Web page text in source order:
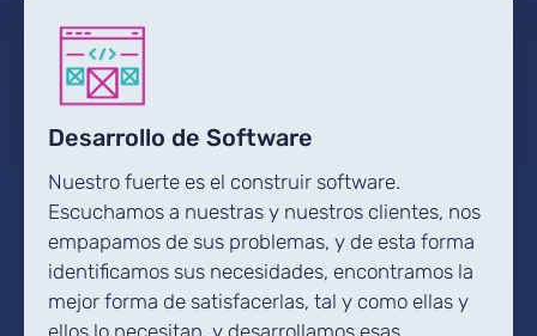
Desarrollo de Software
Nuestro fuerte es el construir software.
Escuchamos a nuestras y nuestros clientes, nos
empapamos de sus problemas, y de esta forma
identificamos sus necesidades, encontramos la
mejor forma de satisfacerlas, tal y como ellas y
ellos lo necesitan, y desarrollamos esas